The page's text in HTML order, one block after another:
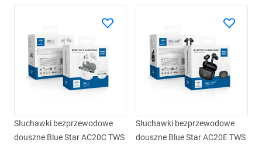
Słuchawki bezprzewodowe
douszne Blue Star AC20C TWS
Słuchawki bezprzewodowe
douszne Blue Star AC20E TWS